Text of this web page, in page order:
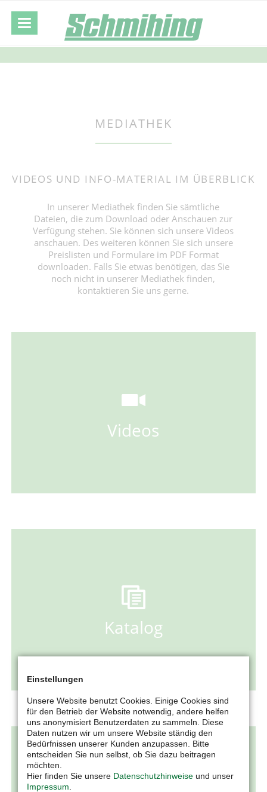
MEDIATHEK
VIDEOS UND INFO-MATERIAL IM ÜBERBLICK
In unserer Mediathek finden Sie sämtliche
Dateien, die zum Download oder Anschauen zur
Verfügung stehen. Sie können sich unsere Videos
anschauen. Des weiteren können Sie sich unsere
Preislisten und Formulare im PDF Format
downloaden. Falls Sie etwas benötigen, das Sie
noch nicht in unserer Mediathek finden,
kontaktieren Sie uns gerne.
Einstellungen
Unsere Website benutzt Cookies. Einige Cookies sind
für den Betrieb der Website notwendig, andere helfen
uns anonymisiert Benutzerdaten zu sammeln. Diese
Daten nutzen wir um unsere Website ständig den
Bedürfnissen unserer Kunden anzupassen. Bitte
entscheiden Sie nun selbst, ob Sie dazu beitragen
möchten.
Hier finden Sie unsere Datenschutzhinweise und unser
Impressum